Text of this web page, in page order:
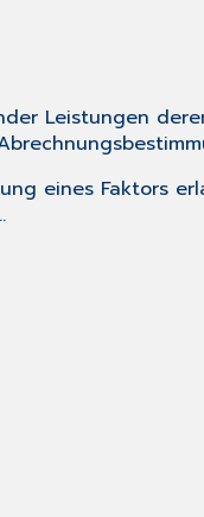
Leistungen
eines Faktors